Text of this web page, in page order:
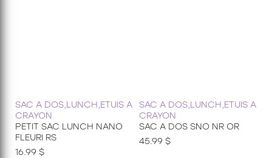
SAC A DOS,LUNCH,ETUIS A
CRAYON
PETIT SAC LUNCH NANO
FLEURI RS
16.99 $
SAC A DOS,LUNCH,ETUIS A
CRAYON
SAC A DOS SNO NR OR
45.99 $